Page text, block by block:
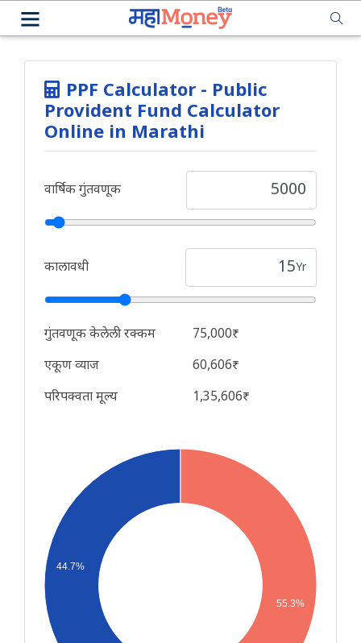
PPF Calculator - Public
Provident Fund Calculator
Online in Marathi
वार्षिक गुंतवणूक
कालावधी Yr
गुंतवणूक केलेली रक्कम
75,000₹
एकूण व्याज
60,606₹
परिपक्वता मूल्य
1,35,606₹
44.7%
55.3%